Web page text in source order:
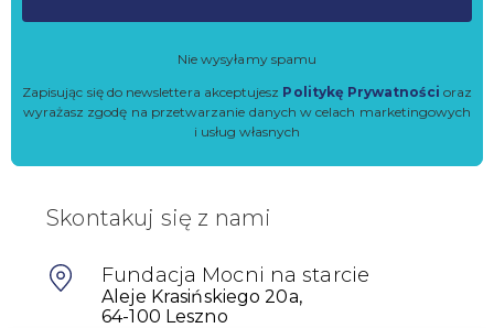
Nie wysyłamy spamu
Zapisując się do newslettera akceptujesz Politykę Prywatności oraz
wyrażasz zgodę na przetwarzanie danych w celach marketingowych
i usług własnych
Skontakuj się z nami
Fundacja Mocni na starcie
Aleje Krasińskiego 20a,
64-100 Leszno